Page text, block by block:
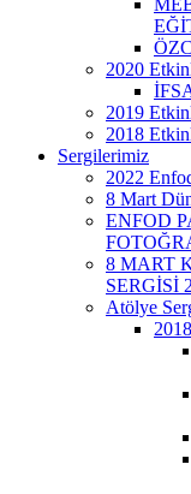
2020
2019
2018
Sergilerimiz
2022
8 Mart
ENFOD
8 MART
SERGİSİ
Atölye